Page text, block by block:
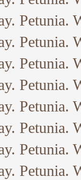
Petunia.
Petunia.
Petunia.
Petunia.
Petunia.
Petunia.
Petunia.
Petunia.